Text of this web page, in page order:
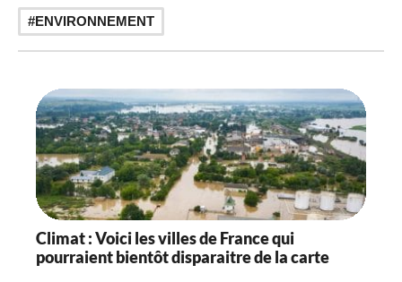
ENVIRONNEMENT
Climat : Voici les villes de France qui
pourraient bientôt disparaitre de la carte